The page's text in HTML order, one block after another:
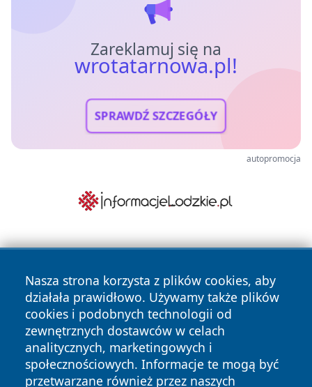
Zareklamuj się na
wrotatarnowa.pl!
SPRAWDŹ SZCZEGÓŁY
autopromocja
Nasza strona korzysta z plików cookies, aby
działała prawidłowo. Używamy także plików
cookies i podobnych technologii od
zewnętrznych dostawców w celach
analitycznych, marketingowych i
społecznościowych. Informacje te mogą być
przetwarzane również przez naszych
Copyright © 2026 wrotatarnowa.pl Wszystkie prawa
zastrzeżone.